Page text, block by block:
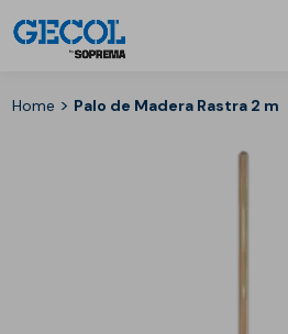
Home > Palo de Madera Rastra 2 m